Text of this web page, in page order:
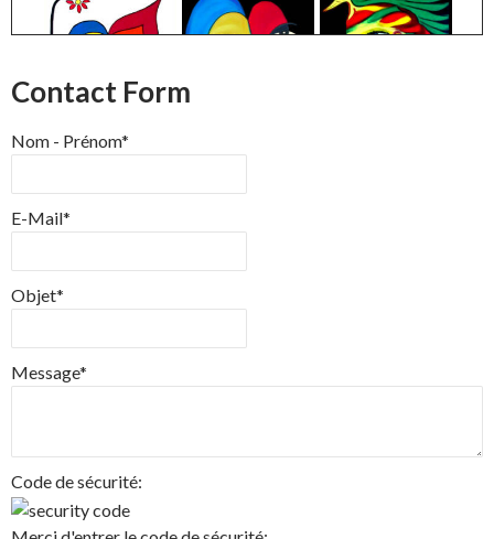
Contact Form
Nom - Prénom*
E-Mail*
Objet*
Message*
Code de sécurité: